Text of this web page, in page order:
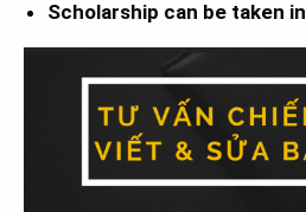
Scholarship can be taken in